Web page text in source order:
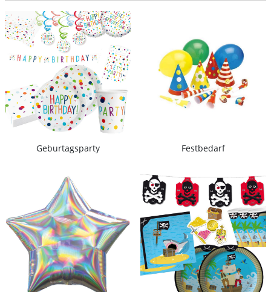
Geburtagsparty Festbedarf